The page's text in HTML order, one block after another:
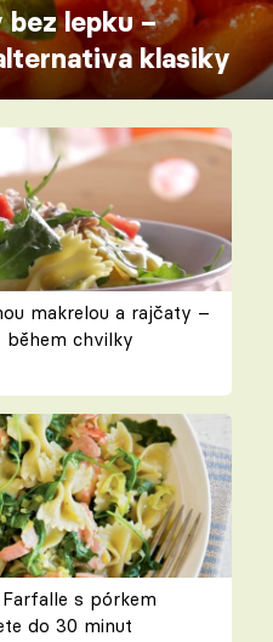
lepku –
klasiky
makrelou a rajčaty –
chvilky
s pórkem
do 30 minut